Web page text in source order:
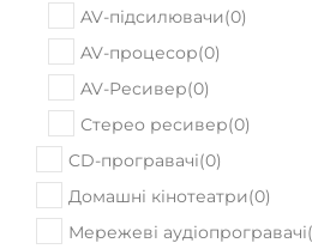
AV-підсилювачи(0)
AV-процесор(0)
AV-Ресивер(0)
Стерео ресивер(0)
CD-програвачі(0)
Домашні кінотеатри(0)
Мережеві аудіопрогравачі(